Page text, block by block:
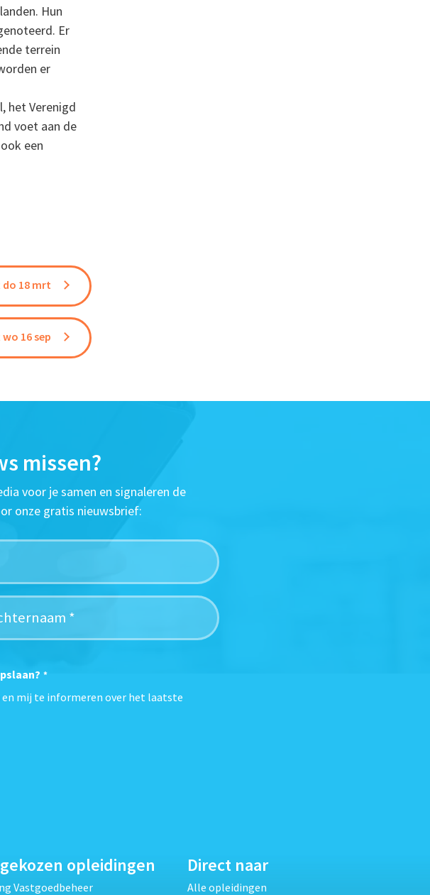
Hun
Er
terrein
er
het Verenigd
voet aan de
een
18 mrt
16 sep
missen?
voor je samen en signaleren de
onze gratis nieuwsbrief:
*
mij te informeren over het laatste
opleidingen
Vastgoedbeheer
Direct naar
Alle opleidingen